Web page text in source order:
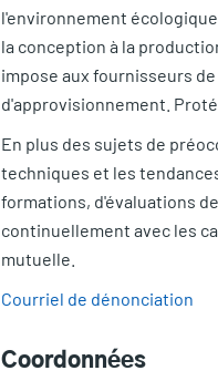
l'environnement
la conception à la
impose aux fournisseurs
d'approvisionnement.
En plus des sujets de
techniques et les
formations, d'évaluations
continuellement avec les
mutuelle.
Courriel de dénonciation
Coordonnées